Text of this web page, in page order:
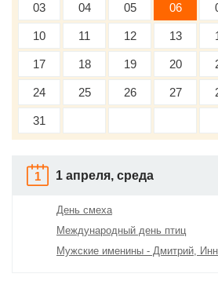
03 04 05 06
10 11 12 13
17 18 19 20
24 25 26 27
31
1 1 апреля, среда
День смеха
Международный день птиц
Мужские именины - Дмитрий,